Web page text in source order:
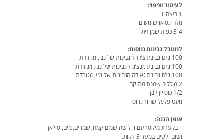
לעיטור וציפוי:
1 ביצה L
מלח גס או שומשום
3-4 כפות שמן זית
למטבל גבינות נמסות:
100 גרם גבינת צ’דר הגבינות של נני, מגורדת
100 גרם גבינת מנצ’גו הגבינות של נני, מגורדת
100 גרם גבינת גאודה הגבינות של נני, מגורדת
2 מיכלים שמנת מתוקה
1/2 כוס יין לבן
מעט פלפל שחור גרוס
אופן הכנה:
– בקערת מיקסר עם וו לישה שמים קמח, שמרים, מים, סילאן
ושום ולשים במשך 3 דקות.